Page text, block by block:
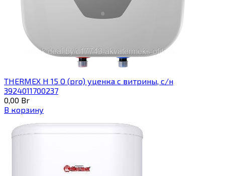
THERMEX H 15 O (pro) уценка с витрины, с/н
3924011700237
0,00 Br
В корзину